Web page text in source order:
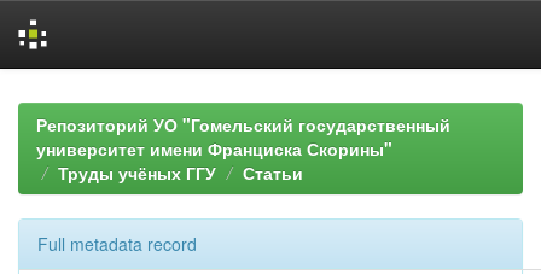
navigationРепозиторий УО "Гомельский государственный
университет имени Франциска Скорины"
Труды учёных ГГУ
Статьи
Full metadata record